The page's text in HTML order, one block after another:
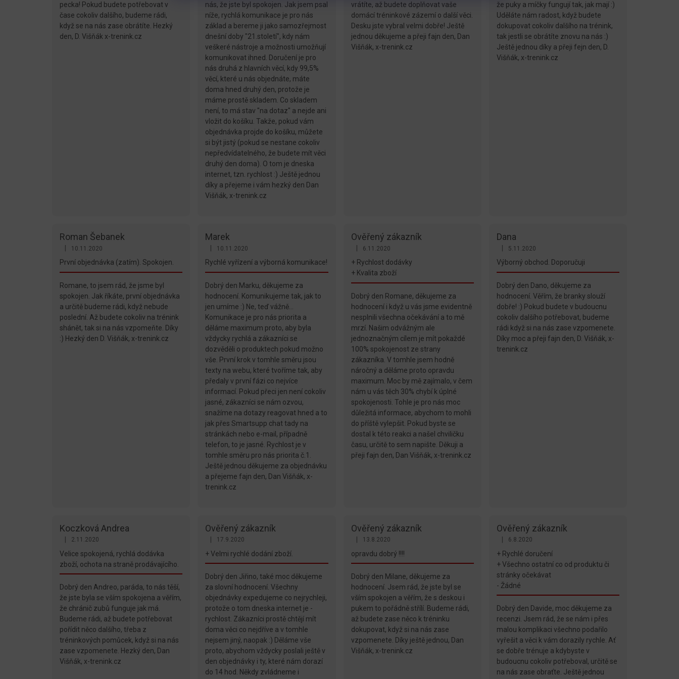
pecka! Pokud budete potřebovat v
čase cokoliv dalšího, budeme rádi,
když se na nás zase obrátíte. Hezký
den, D. Višňák x-trenink.cz
nás, že jste byl spokojen. Jak jsem psal
níže, rychlá komunikace je pro nás
základ a bereme ji jako samozřejmost
dnešní doby "21.století", kdy nám
veškeré nástroje a možnosti umožňují
komunikovat ihned. Doručení je pro
nás druhá z hlavních věcí, kdy 99,5%
věcí, které u nás objednáte, máte
doma hned druhý den, protože je
máme prostě skladem. Co skladem
není, to má stav "na dotaz" a nejde ani
vložit do košíku. Takže, pokud vám
objednávka projde do košíku, můžete
si být jistý (pokud se nestane cokoliv
nepředvídatelného, že budete mít věci
druhý den doma). O tom je dneska
internet, tzn. rychlost :) Ještě jednou
díky a přejeme i vám hezký den Dan
Višňák, x-trenink.cz
vrátíte, až budete doplňovat vaše
domácí tréninkové zázemí o další věci.
Desku jste vybral velmi dobře! Ještě
jednou děkujeme a přeji fajn den, Dan
Višňák, x-trenink.cz
že puky a míčky fungují tak, jak mají :)
Uděláte nám radost, když budete
dokupovat cokoliv dalšího na trénink,
tak jestli se obrátíte znovu na nás :)
Ještě jednou díky a přeji fejn den, D.
Višňák, x-trenink.cz
Roman Šebanek
Hodnocení obchodu je 5 z 5 hvězdiček.
10.11.2020
První objednávka (zatím). Spokojen.
Romane, to jsem rád, že jsme byl
spokojen. Jak říkáte, první objednávka
a určitě budeme rádi, když nebude
poslední. Až budete cokoliv na trénink
shánět, tak si na nás vzpomeňte. Díky
:) Hezký den D. Višňák, x-trenink.cz
Marek
Hodnocení obchodu je 5 z 5 hvězdiček.
10.11.2020
Rychlé vyřízení a výborná komunikace!
Dobrý den Marku, děkujeme za
hodnocení. Komunikujeme tak, jak to
jen umíme :) Ne, teď vážně...
Komunikace je pro nás priorita a
děláme maximum proto, aby byla
vždycky rychlá a zákazníci se
dozvěděli o produktech pokud možno
vše. První krok v tomhle směru jsou
texty na webu, které tvoříme tak, aby
předaly v první fázi co nejvíce
informací. Pokud přeci jen není cokoliv
jasné, zákazníci se nám ozvou,
snažíme na dotazy reagovat hned a to
jak přes Smartsupp chat tady na
stránkách nebo e-mail, případně
telefon, to je jasné. Rychlost je v
tomhle směru pro nás priorita č.1.
Ještě jednou děkujeme za objednávku
a přejeme fajn den, Dan Višňák, x-
trenink.cz
Ověřený zákazník
Hodnocení obchodu je 4 z 5 hvězdiček.
6.11.2020
+ Rychlost dodávky
+ Kvalita zboží
Dobrý den Romane, děkujeme za
hodnocení i když u vás jsme evidentně
nesplnili všechna očekávání a to mě
mrzí. Našim odvážným ale
jednoznačným cílem je mít pokaždé
100% spokojenost ze strany
zákazníka. V tomhle jsem hodně
náročný a děláme proto opravdu
maximum. Moc by mě zajímalo, v čem
nám u vás těch 30% chybí k úplné
spokojenosti. Tohle je pro nás moc
důležitá informace, abychom to mohli
do příště vylepšit. Pokud byste se
dostal k této reakci a našel chviličku
času, určitě to sem napište. Děkuji a
přeji fajn den, Dan Višňák, x-trenink.cz
Dana
Hodnocení obchodu je 5 z 5 hvězdiček.
5.11.2020
Výborný obchod. Doporučuji
Dobrý den Dano, děkujeme za
hodnocení. Věřím, že branky slouží
dobře! :) Pokud budete v budoucnu
cokoliv dalšího potřebovat, budeme
rádi když si na nás zase vzpomenete.
Díky moc a přeji fajn den, D. Višňák, x-
trenink.cz
Koczková Andrea
Hodnocení obchodu je 5 z 5 hvězdiček.
| 2.11.2020
Velice spokojená, rychlá dodávka
zboží, ochota na straně prodávajícího.
Dobrý den Andreo, paráda, to nás těší,
že jste byla se vším spokojena a věřím,
že chránič zubů funguje jak má.
Budeme rádi, až budete potřebovat
pořídit něco dalšího, třeba z
tréninkových pomůcek, když si na nás
zase vzpomenete. Hezký den, Dan
Višňák, x-trenink.cz
Ověřený zákazník
Hodnocení obchodu je 5 z 5 hvězdiček.
| 17.9.2020
+ Velmi rychlé dodání zboží.
Dobrý den Jiřino, také moc děkujeme
za slovní hodnocení. Všechny
objednávky expedujeme co nejrychleji,
protože o tom dneska internet je -
rychlost. Zákazníci prostě chtějí mít
doma věci co nejdříve a v tomhle
nejsem jiný, naopak :) Děláme vše
proto, abychom vždycky poslali ještě v
den objednávky i ty, které nám dorazí
do 14 hod. Někdy zvládneme i
Ověřený zákazník
Hodnocení obchodu je 5 z 5 hvězdiček.
| 13.8.2020
opravdu dobrý !!!!
Dobrý den Milane, děkujeme za
hodnocení. Jsem rád, že jste byl se
vším spokojen a věřím, že s deskou i
pukem to pořádně střílí. Budeme rádi,
až budete zase něco k tréninku
dokupovat, když si na nás zase
vzpomenete. Díky ještě jednou, Dan
Višňák, x-trenink.cz
Ověřený zákazník
Hodnocení obchodu je 5 z 5 hvězdiček.
| 6.8.2020
+ Rychlé doručení
+ Všechno ostatní co od produktu či
stránky očekávat
- Žádné
Dobrý den Davide, moc děkujeme za
recenzi. Jsem rád, že se nám i přes
malou komplikaci všechno podařilo
vyřešit a věci k vám dorazily rychle. Ať
se dobře trénuje a kdybyste v
budoucnu cokoliv potřeboval, určitě se
na nás zase obraťte. Ještě jednou